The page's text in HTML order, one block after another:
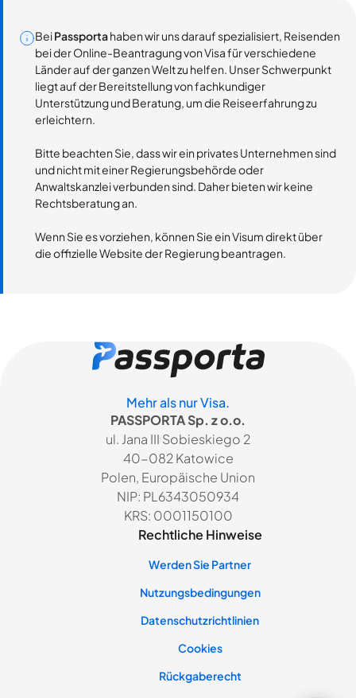
BeiPassportahaben wir uns darauf spezialisiert, Reisenden
bei der Online-Beantragung von Visa für verschiedene
Länder auf der ganzen Welt zu helfen. Unser Schwerpunkt
liegt auf der Bereitstellung von fachkundiger
Unterstützung und Beratung, um die Reiseerfahrung zu
erleichtern.
Bitte beachten Sie, dass wir ein privates Unternehmen sind
und nicht mit einer Regierungsbehörde oder
Anwaltskanzlei verbunden sind. Daher bieten wir keine
Rechtsberatung an.
Wenn Sie es vorziehen, können Sie ein Visum direkt über
die offizielle Website der Regierung beantragen.
Mehr als nur Visa.
PASSPORTA Sp. z o.o.
ul. Jana III Sobieskiego 2
40-082 Katowice
Polen, Europäische Union
NIP: PL6343050934
KRS: 0001150100
Rechtliche Hinweise
Werden Sie Partner
Nutzungsbedingungen
Datenschutzrichtlinien
Cookies
Rückgaberecht